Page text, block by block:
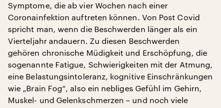
Symptome, die ab vier Wochen nach einer
Coronainfektion auftreten können. Von Post Covid
spricht man, wenn die Beschwerden länger als ein
Vierteljahr andauern. Zu diesen Beschwerden
gehören chronische Müdigkeit und Erschöpfung, die
sogenannte Fatigue, Schwierigkeiten mit der Atmung,
eine Belastungsintoleranz, kognitive Einschränkungen
wie „Brain Fog“, also ein nebliges Gefühl im Gehirn,
Muskel- und Gelenkschmerzen – und noch viele